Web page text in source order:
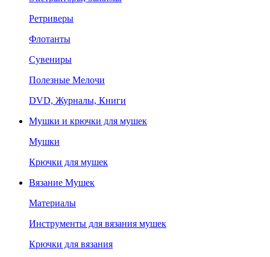
Ретриверы
Флотанты
Сувениры
Полезные Мелочи
DVD, Журналы, Книги
Мушки и крючки для мушек
Мушки
Крючки для мушек
Вязание Мушек
Материалы
Инструменты для вязания мушек
Крючки для вязания